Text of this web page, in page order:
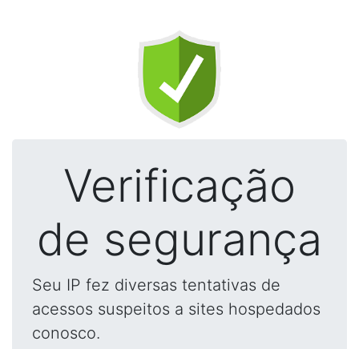
Verificação
de segurança
Seu IP fez diversas tentativas de
acessos suspeitos a sites hospedados
conosco.